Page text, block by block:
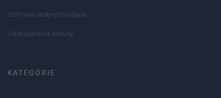
Ochrana osobných údajov
Odstúpenie od zmluvy
KATEGÓRIE